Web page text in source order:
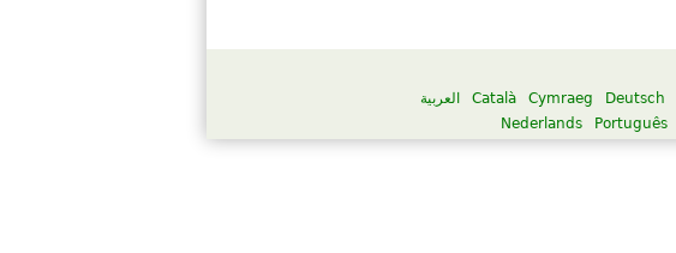
العربية Català Cymraeg Deutsch
Nederlands
Português